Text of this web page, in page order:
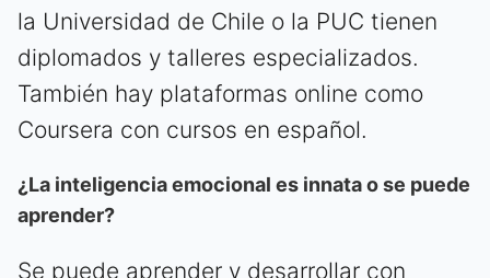
la Universidad de Chile o la PUC tienen
diplomados y talleres especializados.
También hay plataformas online como
Coursera con cursos en español.
¿La inteligencia emocional es innata o se puede
aprender?
Se puede aprender y desarrollar con